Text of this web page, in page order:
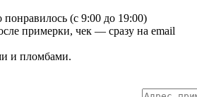
(с 9:00 до 19:00)
примерки, чек — сразу на email
и пломбами.